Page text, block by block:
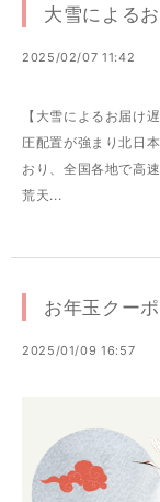
大雪による
2025/02/07 11:42
【大雪によるお届け
圧配置が強まり北日
おり、全国各地で高
荒天...
お年玉クー
2025/01/09 16:57